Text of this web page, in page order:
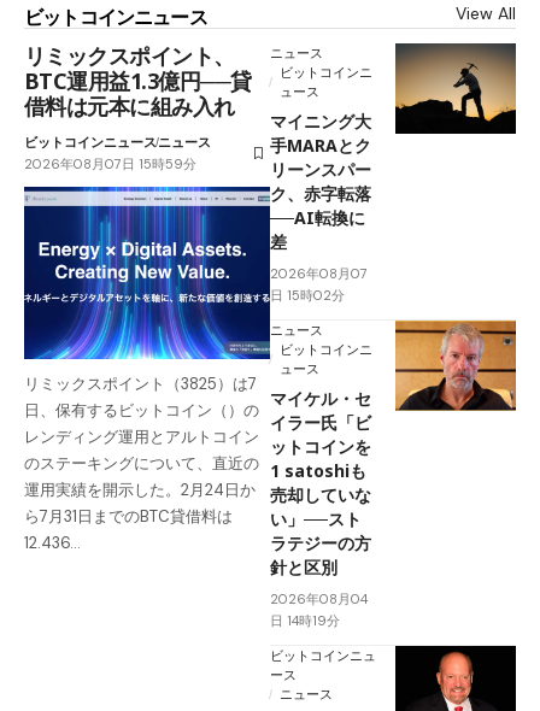
ビットコインニュース View All
リミックスポイント、
BTC運用益1.3億円──貸
借料は元本に組み入れ
ビットコインニュースニュース
2026年08月07日 15時59分
リミックスポイント（3825）は7
日、保有するビットコイン（）の
レンディング運用とアルトコイン
のステーキングについて、直近の
運用実績を開示した。2月24日か
ら7月31日までのBTC貸借料は
12.436…
ニュース
ビットコインニ
ュース
マイニング大
手MARAとク
リーンスパー
ク、赤字転落
──AI転換に
差
2026年08月07
日 15時02分
ニュース
ビットコインニ
ュース
マイケル・セ
イラー氏「ビ
ットコインを
1 satoshiも
売却していな
い」──スト
ラテジーの方
針と区別
2026年08月04
日 14時19分
ビットコインニュ
ース
ニュース